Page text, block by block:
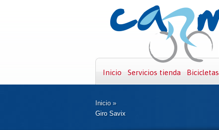
Inicio Servicios tienda Bicicletas
Inicio »
Giro Savix